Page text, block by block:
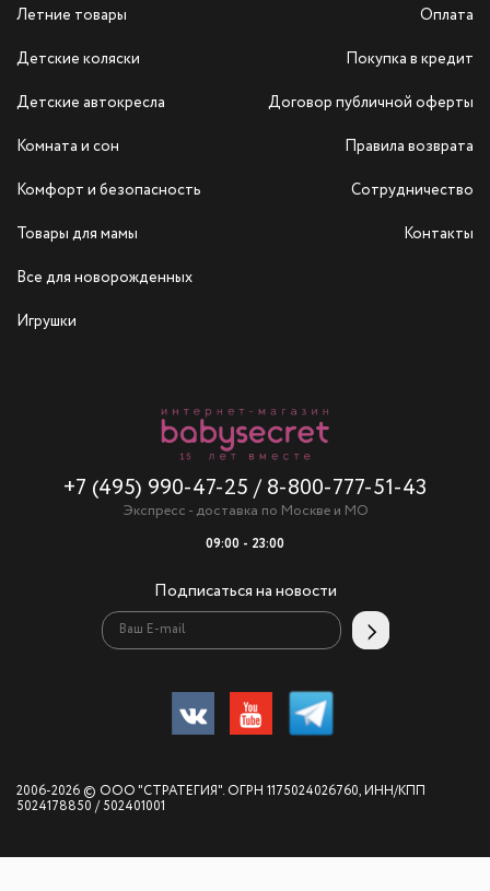
Летние товары
Детские коляски
Детские автокресла
Комната и сон
Комфорт и безопасность
Товары для мамы
Все для новорожденных
Игрушки
+7 (495) 990-47-25 / 8-800-777-51-43
Экспресс - доставка по Москве и МО
09:00 - 23:00
Подписаться на новости
Оплата
Покупка в кредит
Договор публичной оферты
Правила возврата
Сотрудничество
Контакты
2006-2026 © ООО "СТРАТЕГИЯ". ОГРН 1175024026760, ИНН/КПП
5024178850 / 502401001